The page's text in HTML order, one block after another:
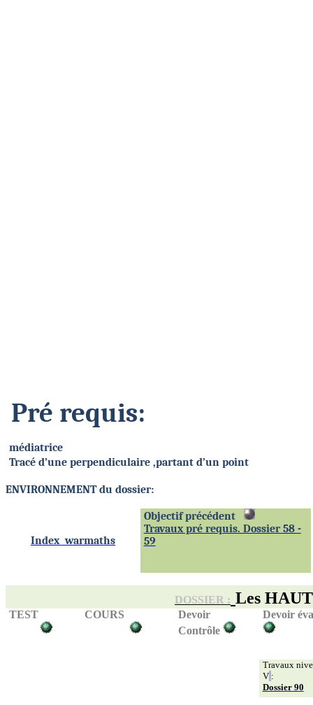
Pré requis:
médiatrice
Tracé d’une perpendiculaire ,partantd’un point
ENVIRONNEMENT du dossier:
Index warmaths
Objectif précédent
Travaux pré requis. Dossier 58 -
59
DOSSIER : Les
TEST COURS
Devoir
Contrôle
Devoir
Travaux
V :
Dossier 90